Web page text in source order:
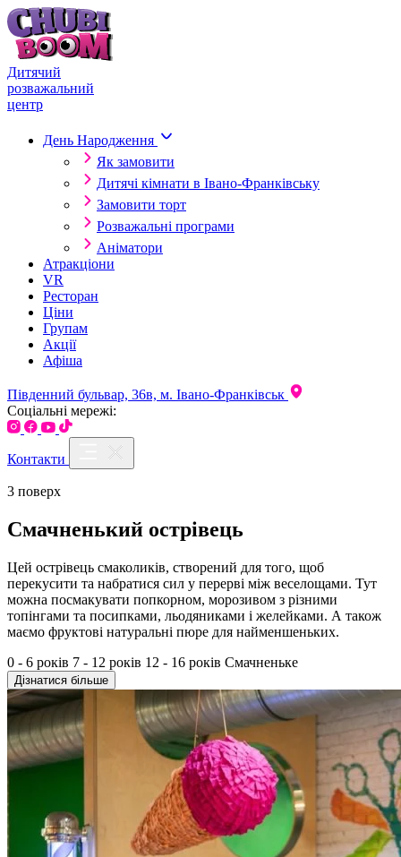
Skip to content
Дитячий
розважальний
центр
День Народження
Як замовити
Дитячі кімнати в Івано-Франківську
Замовити торт
Розважальні програми
Аніматори
Атракціони
VR
Ресторан
Ціни
Групам
Акції
Афіша
Південний бульвар, 36в, м. Івано-Франківськ
Соціальні мережі:
Контакти
3 поверх
Смачненький острівець
Цей острівець смаколиків, створений для того, щоб
перекусити та набратися сил у перерві між веселощами. Тут
можна посмакувати попкорном, морозивом з різними
топінгами та посипками, льодяниками і желейками. А також
маємо фруктові натуральні пюре для найменшеньких.
0 - 6 років 7 - 12 років 12 - 16 років Смачненьке
Дізнатися більше